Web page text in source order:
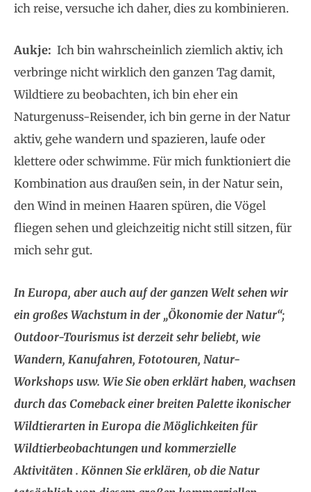
ich reise, versuche ich daher, dies zu kombinieren.
Aukje: Ich bin wahrscheinlich ziemlich aktiv, ich
verbringe nicht wirklich den ganzen Tag damit,
Wildtiere zu beobachten, ich bin eher ein
Naturgenuss-Reisender, ich bin gerne in der Natur
aktiv, gehe wandern und spazieren, laufe oder
klettere oder schwimme. Für mich funktioniert die
Kombination aus draußen sein, in der Natur sein,
den Wind in meinen Haaren spüren, die Vögel
fliegen sehen und gleichzeitig nicht still sitzen, für
mich sehr gut.
In Europa, aber auch auf der ganzen Welt sehen wir
ein großes Wachstum in der „Ökonomie der Natur“;
Outdoor-Tourismus ist derzeit sehr beliebt, wie
Wandern, Kanufahren, Fototouren, Natur-
Workshops usw. Wie Sie oben erklärt haben, wachsen
durch das Comeback einer breiten Palette ikonischer
Wildtierarten in Europa die Möglichkeiten für
Wildtierbeobachtungen und kommerzielle
Aktivitäten . Können Sie erklären, ob die Natur